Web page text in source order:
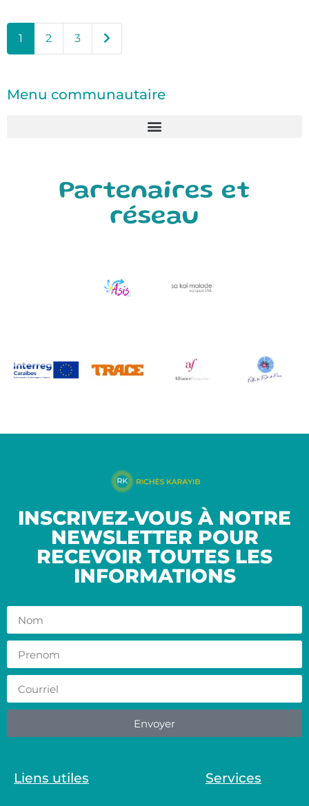
1 2 3 Publications plus anciennes
Menu communautaire
Partenaires et
réseau
INSCRIVEZ-VOUS À NOTRE
NEWSLETTER POUR
RECEVOIR TOUTES LES
INFORMATIONS
Envoyer
Liens utiles Services